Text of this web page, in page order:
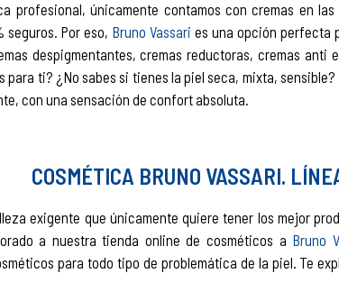
profesional, únicamente contamos con cremas en
seguros. Por eso, Bruno Vassari es una opción perfecta
despigmentantes, cremas reductoras, cremas anti
para ti? ¿No sabes si tienes la piel seca, mixta,
con una sensación de confort absoluta.
COSMÉTICA BRUNO VASSARI.
exigente que únicamente quiere tener los mejor
a nuestra tienda online de cosméticos a Bruno
para todo tipo de problemática de la piel. Te